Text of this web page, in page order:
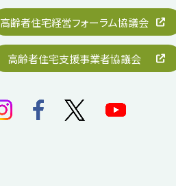
高齢者住宅経営フォーラム協議会
高齢者住宅支援事業者協議会